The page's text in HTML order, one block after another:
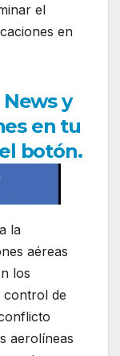
el
en
y
en tu
botón.
la
aéreas
los
control de
aerolíneas